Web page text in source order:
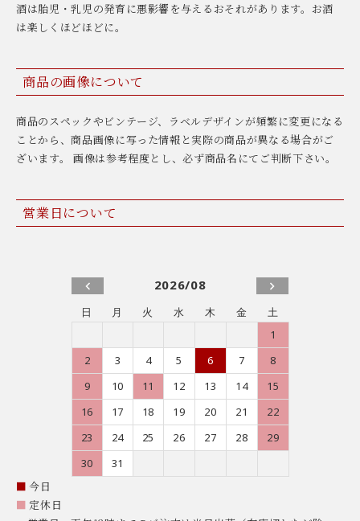
酒は胎児・乳児の発育に悪影響を与えるおそれがあります。お酒
は楽しくほどほどに。
商品の画像について
商品のスペックやビンテージ、ラベルデザインが頻繁に変更になる
ことから、商品画像に写った情報と実際の商品が異なる場合がご
ざいます。 画像は参考程度とし、必ず商品名にてご判断下さい。
営業日について
2026/08
日 月 火 水 木 金
土
1
2
3 4 5 6 7
8
9
10 11 12 13 14
15
16
17 18 19 20 21
22
23
24 25 26 27 28
29
30
31
■ 今日
■ 定休日